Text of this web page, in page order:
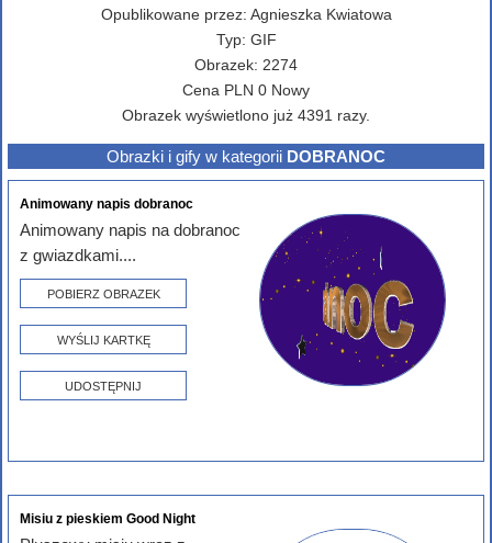
Opublikowane przez: Agnieszka Kwiatowa
Typ: GIF
Obrazek: 2274
Cena PLN 0 Nowy
Obrazek wyświetlono już 4391 razy.
Obrazki i gify w kategorii DOBRANOC
Animowany napis dobranoc
Animowany napis na dobranoc
z gwiazdkami....
POBIERZ OBRAZEK
WYŚLIJ KARTKĘ
UDOSTĘPNIJ
Misiu z pieskiem Good Night